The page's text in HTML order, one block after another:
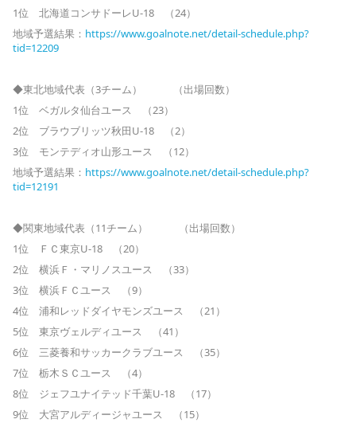
1位 北海道コンサドーレU-18 （24）
地域予選結果： https://www.goalnote.net/detail-schedule.php?
tid=12209
◆東北地域代表（3チーム） （出場回数）
1位 ベガルタ仙台ユース （23）
2位 ブラウブリッツ秋田U-18 （2）
3位 モンテディオ山形ユース （12）
地域予選結果： https://www.goalnote.net/detail-schedule.php?
tid=12191
◆関東地域代表（11チーム） （出場回数）
1位 ＦＣ東京U-18 （20）
2位 横浜Ｆ・マリノスユース （33）
3位 横浜ＦＣユース （9）
4位 浦和レッドダイヤモンズユース （21）
5位 東京ヴェルディユース （41）
6位 三菱養和サッカークラブユース （35）
7位 栃木ＳＣユース （4）
8位 ジェフユナイテッド千葉U-18 （17）
9位 大宮アルディージャユース （15）